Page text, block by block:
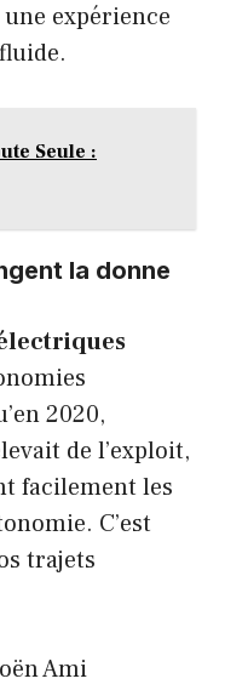
expérience
Seule :
la donne
2020,
de l’exploit,
facilement les
C’est
trajets
Ami